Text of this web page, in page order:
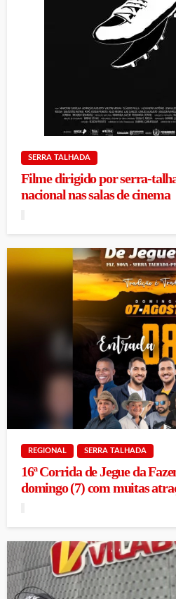
SERRA TALHADA
Filme dirigido por serra-
nacional nas salas de cinema
REGIONAL SERRA TALHADA
16ª Corrida de Jegue da
domingo (7) com muitas